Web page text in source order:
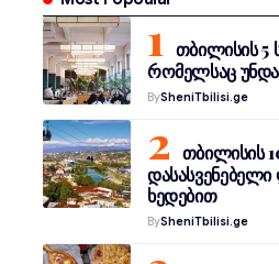
თბილისის 5
რომელსაც
BySheniTbilisi.ge
თბილისის
ხედებით
BySheniTbilisi.ge